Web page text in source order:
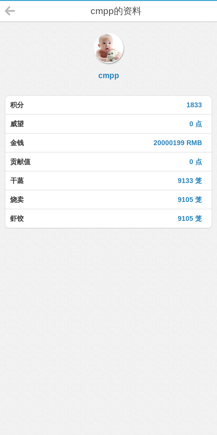
cmpp的资料
cmpp
1833
积分
0 点
威望
20000199 RMB
金钱
0 点
贡献值
9133 笼
干蒸
9105 笼
烧卖
9105 笼
虾饺